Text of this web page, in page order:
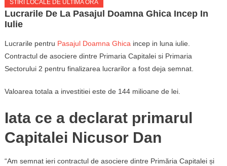
STIRI LOCALE DE ULTIMA ORA
Lucrarile De La Pasajul Doamna Ghica Incep In
Iulie
Lucrarile pentru Pasajul Doamna Ghicaincep in luna iulie.
Contractul de asociere dintre Primaria Capitalei si Primaria
Sectorului 2 pentru finalizarea lucrarilor a fost deja semnat.
Valoarea totala a investitiei este de 144 milioane de lei.
Iata ce a declarat primarul
Capitalei Nicusor Dan
“Am semnat ieri contractul de asociere dintre Primăria Capitalei și